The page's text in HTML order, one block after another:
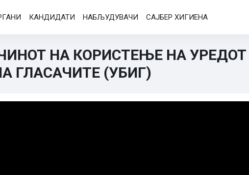
КАНДИДАТИ НАБЉУДУВАЧИ САЈБЕР ХИГИЕНА
НА КОРИСТЕЊЕ НА
ГЛАСАЧИТЕ (УБИГ)